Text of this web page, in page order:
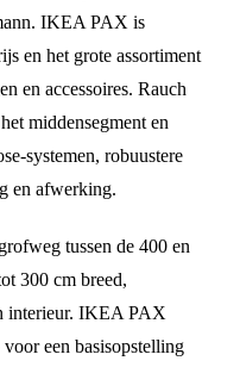
IKEA PAX is
en het grote assortiment
en accessoires. Rauch
middensegment en
systemen, robuustere
en afwerking.
tussen de 400 en
300 cm breed,
interieur. IKEA PAX
een basisopstelling